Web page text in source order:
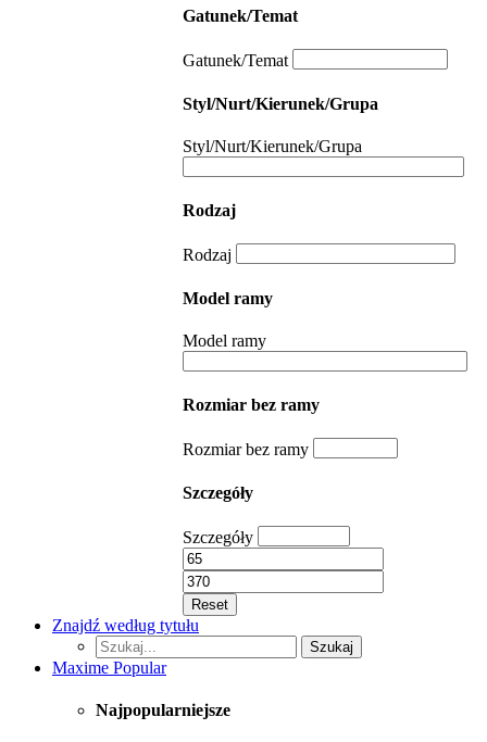
Gatunek/Temat
Gatunek/Temat
Styl/Nurt/Kierunek/Grupa
Styl/Nurt/Kierunek/Grupa
Rodzaj
Rodzaj
Model ramy
Model ramy
Rozmiar bez ramy
Rozmiar bez ramy
Szczegóły
Szczegóły
Reset
Znajdź według tytułu
Szukaj...
Szukaj
Maxime Popular
Najpopularniejsze